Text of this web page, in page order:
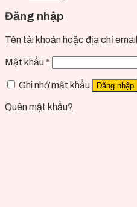
Đăng nhập
Tên tài khoản hoặc địa chỉ email
Mật khẩu *
Ghi nhớ mật khẩu Đăng nhập
Quên mật khẩu?